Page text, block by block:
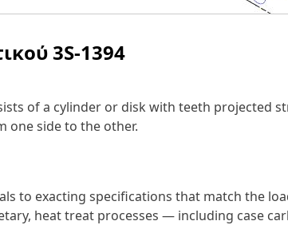
3S-1394
of a cylinder or disk with teeth projected
one side to the other.
to exacting specifications that match the
heat treat processes — including case